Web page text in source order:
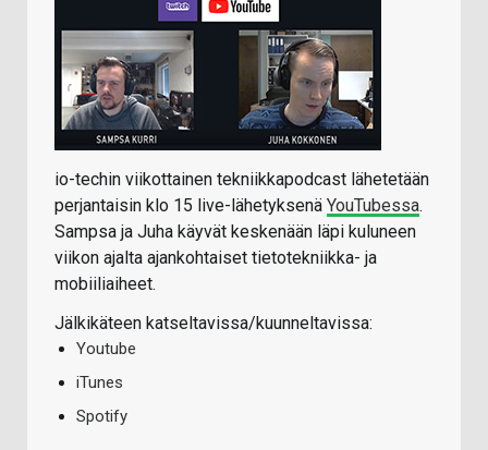
io-techin viikottainen tekniikkapodcast lähetetään
perjantaisin klo 15 live-lähetyksenä YouTubessa.
Sampsa ja Juha käyvät keskenään läpi kuluneen
viikon ajalta ajankohtaiset tietotekniikka- ja
mobiiliaiheet.
Jälkikäteen katseltavissa/kuunneltavissa:
Youtube
iTunes
Spotify